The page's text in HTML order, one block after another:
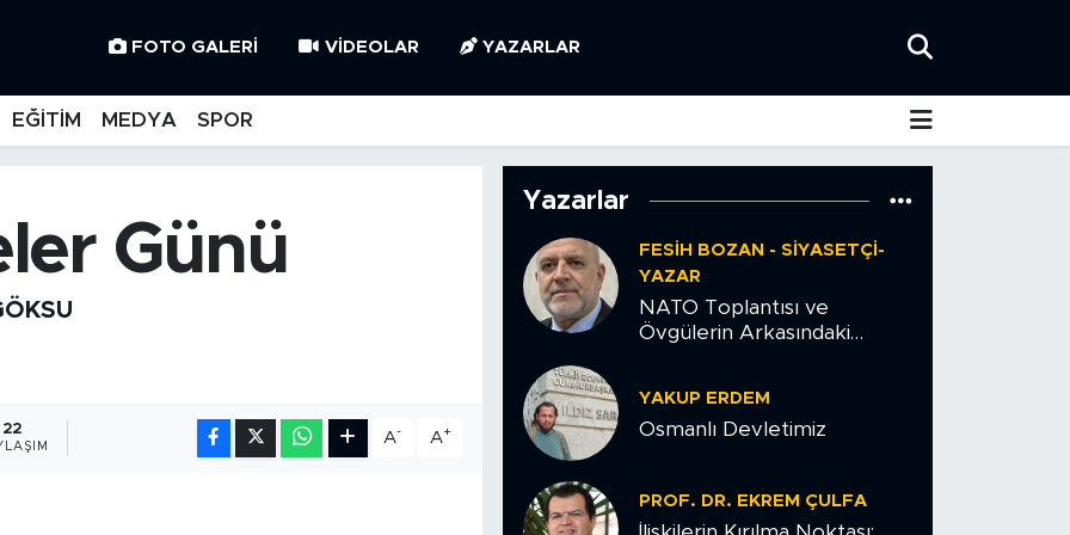
FOTO GALERI VIDEOLAR YAZARLAR
EĞİTİM MEDYA SPOR
Günü
22 A- A+
Yazarlar
FESIH BOZAN - SIYASETÇI-
YAZAR
NATO Toplantısı ve
Övgülerin Arkasındaki
YAKUP ERDEM
Osmanlı Devletimiz
PROF. DR. EKREM ÇULFA